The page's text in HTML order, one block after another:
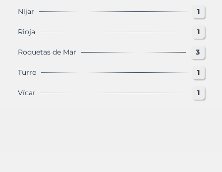
Níjar 1
Rioja 1
Roquetas de Mar 3
Turre 1
Vícar 1